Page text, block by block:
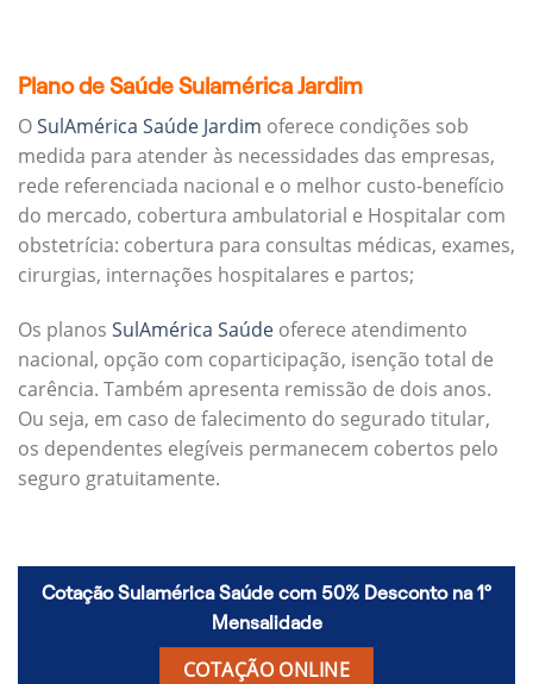
Plano de Saúde Sulamérica Jardim
OSulAmérica Saúde Jardim oferece condições sob
medida para atender às necessidades das empresas,
rede referenciada nacional e o melhor custo-benefício
do mercado, cobertura ambulatorial e Hospitalar com
obstetrícia: cobertura para consultas médicas, exames,
cirurgias, internações hospitalares e partos;
Os planos SulAmérica Saúde oferece atendimento
nacional, opção com coparticipação, isenção total de
carência. Também apresenta remissão de dois anos.
Ou seja, em caso de falecimento do segurado titular,
os dependentes elegíveis permanecem cobertos pelo
seguro gratuitamente.
Cotação Sulamérica Saúde com 50% Desconto na 1º
Mensalidade
COTAÇÃO ONLINE